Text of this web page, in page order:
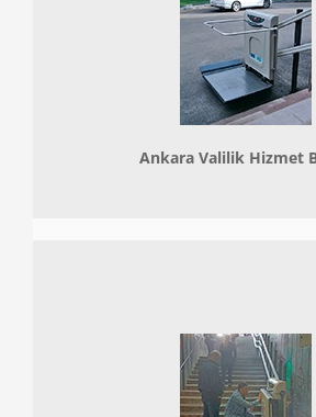
Ankara Valilik Hizmet